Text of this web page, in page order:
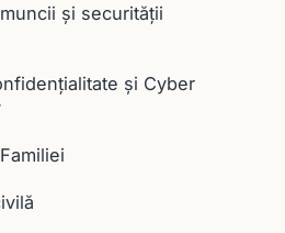
și securității
și Cyber